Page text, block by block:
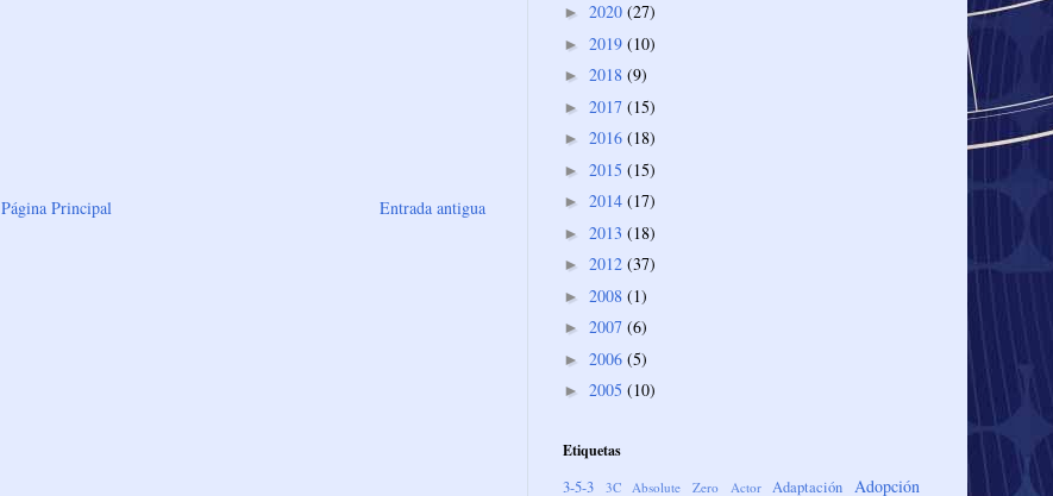
Entrada antigua
Página Principal
► 2020 (27)
► 2019 (10)
► 2018 (9)
► 2017 (15)
► 2016 (18)
► 2015 (15)
► 2014 (17)
► 2013 (18)
► 2012 (37)
► 2008 (1)
► 2007 (6)
► 2006 (5)
► 2005 (10)
Etiquetas
3-5-3
3C Absolute Zero Actor Adaptación
Adopción